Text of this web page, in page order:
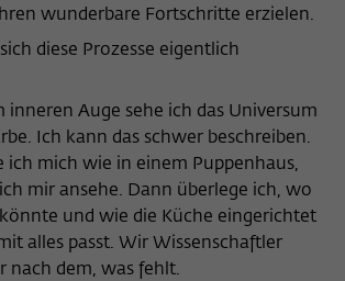
wunderbare Fortschritte erzielen.
diese Prozesse eigentlich
inneren Auge sehe ich das Universum
Ich kann das schwer beschreiben.
ich mich wie in einem Puppenhaus,
mir ansehe. Dann überlege ich, wo
und wie die Küche eingerichtet
alles passt. Wir Wissenschaftler
nach dem, was fehlt.